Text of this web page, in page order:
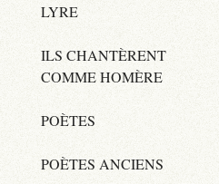
LYRE
ILS CHANTÈRENT
COMME HOMÈRE
POÈTES
POÈTES ANCIENS